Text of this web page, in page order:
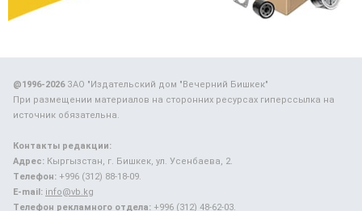
@1996-2026ЗАО "Издательский дом "Вечерний Бишкек"
При размещении материалов на сторонних ресурсах гиперссылка на
источник обязательна.
Контакты редакции:
Адрес: Кыргызстан, г. Бишкек, ул. Усенбаева, 2.
Телефон: +996 (312) 88-18-09.
E-mail: info@vb.kg
Телефон рекламного отдела: +996 (312) 48-62-03.